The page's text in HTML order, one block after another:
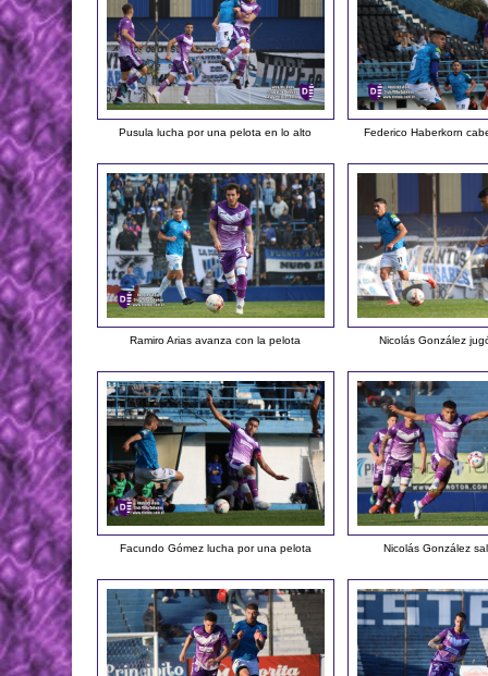
Pusula lucha por una pelota en lo alto Federico Haberkorn
Ramiro Arias avanza con la pelota Nicolás González
Facundo Gómez lucha por una pelota Nicolás González